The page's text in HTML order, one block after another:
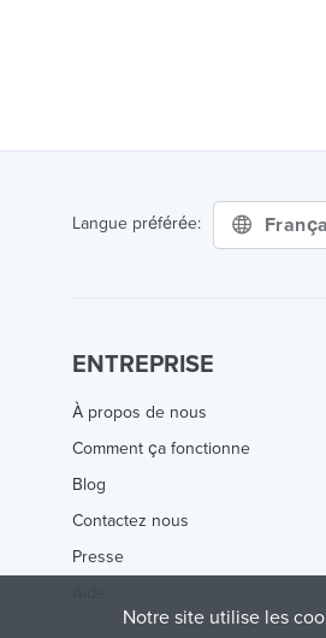
Langue préférée:
ENTREPRISE
À propos de nous
Comment ça fonctionne
Blog
Contactez nous
Presse
Notre site utilise les